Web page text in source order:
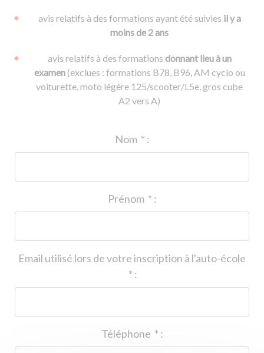
avis relatifs à des formations ayant été suivies il y a
moins de 2 ans
avis relatifs à des formations donnant lieu à un
examen(exclues : formations B78, B96, AM cyclo ou
voiturette, moto légère 125/scooter/L5e, gros cube
A2 vers A)
* :
* :
Email utilisé lors de votre inscription à l'auto-école
* :
* :